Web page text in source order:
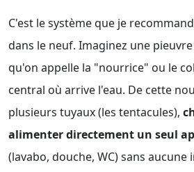
C'est le système que je
dans le neuf. Imaginez une
qu'on appelle la "nourrice" ou le
central où arrive l'eau. De cette
plusieurs tuyaux (les tentacules),
alimenter directement un seul
(lavabo, douche, WC) sans